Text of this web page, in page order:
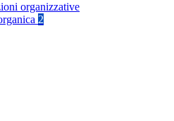
organizzative
2